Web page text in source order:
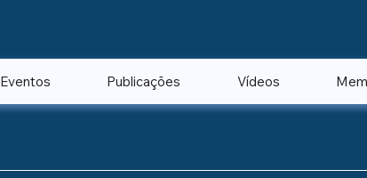
Eventos Publicações Vídeos